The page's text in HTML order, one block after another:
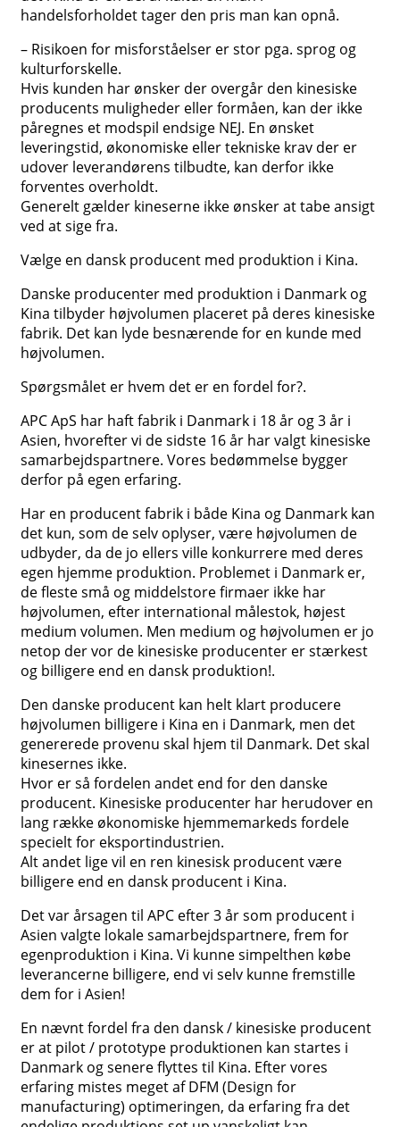
handelsforholdet tager den pris man kan opnå.
– Risikoen for misforståelser er stor pga. sprog og
kulturforskelle.
Hvis kunden har ønsker der overgår den kinesiske
producents muligheder eller formåen, kan der ikke
påregnes et modspil endsige NEJ. En ønsket
leveringstid, økonomiske eller tekniske krav der er
udover leverandørens tilbudte, kan derfor ikke
forventes overholdt.
Generelt gælder kineserne ikke ønsker at tabe ansigt
ved at sige fra.
Vælge en dansk producent med produktion i Kina.
Danske producenter med produktion i Danmark og
Kina tilbyder højvolumen placeret på deres kinesiske
fabrik. Det kan lyde besnærende for en kunde med
højvolumen.
Spørgsmålet er hvem det er en fordel for?.
APC ApS har haft fabrik i Danmark i 18 år og 3 år i
Asien, hvorefter vi de sidste 16 år har valgt kinesiske
samarbejdspartnere. Vores bedømmelse bygger
derfor på egen erfaring.
Har en producent fabrik i både Kina og Danmark kan
det kun, som de selv oplyser, være højvolumen de
udbyder, da de jo ellers ville konkurrere med deres
egen hjemme produktion. Problemet i Danmark er,
de fleste små og middelstore firmaer ikke har
højvolumen, efter international målestok, højest
medium volumen. Men medium og højvolumen er jo
netop der vor de kinesiske producenter er stærkest
og billigere end en dansk produktion!.
Den danske producent kan helt klart producere
højvolumen billigere i Kina en i Danmark, men det
genererede provenu skal hjem til Danmark. Det skal
kinesernes ikke.
Hvor er så fordelen andet end for den danske
producent. Kinesiske producenter har herudover en
lang række økonomiske hjemmemarkeds fordele
specielt for eksportindustrien.
Alt andet lige vil en ren kinesisk producent være
billigere end en dansk producent i Kina.
Det var årsagen til APC efter 3 år som producent i
Asien valgte lokale samarbejdspartnere, frem for
egenproduktion i Kina. Vi kunne simpelthen købe
leverancerne billigere, end vi selv kunne fremstille
dem for i Asien!
En nævnt fordel fra den dansk / kinesiske producent
er at pilot / prototype produktionen kan startes i
Danmark og senere flyttes til Kina. Efter vores
erfaring mistes meget af DFM (Design for
manufacturing) optimeringen, da erfaring fra det